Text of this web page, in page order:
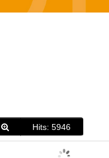
Hits: 5946